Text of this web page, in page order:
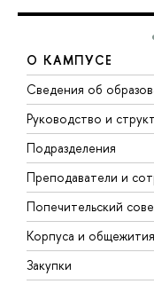
О КАМПУСЕ
Сведения об
Руководство и
Подразделения
Преподаватели и
Попечительский
Корпуса и общежития
Закупки